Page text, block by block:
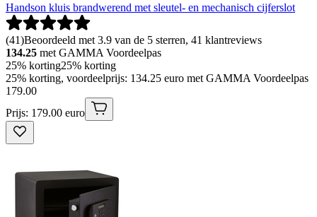
Handson kluis brandwerend met sleutel- en mechanisch cijferslot
(41)Beoordeeld met 3.9 van de 5 sterren, 41 klantreviews
134.25 met GAMMA Voordeelpas
25% korting25% korting
25% korting, voordeelprijs: 134.25 euro met GAMMA Voordeelpas
179.00
Prijs: 179.00 euro